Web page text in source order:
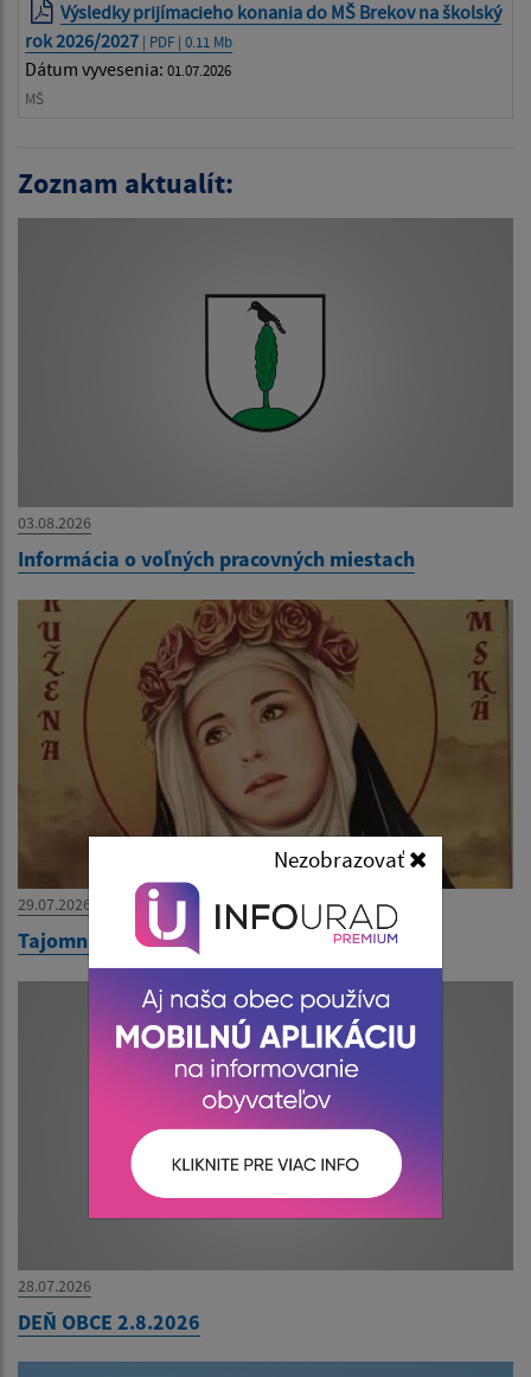
Výsledky prijímacieho konania do MŠ Brekov na školský
rok 2026/2027 | PDF | 0.11 Mb
Dátum vyvesenia: 01.07.2026
MŠ
Zoznam aktualít:
03.08.2026
Informácia o voľných pracovných miestach
29.07.2026
Tajomná noc na hrade 12.
28.07.2026
DEŇ OBCE 2.8.2026
Nezobrazovať